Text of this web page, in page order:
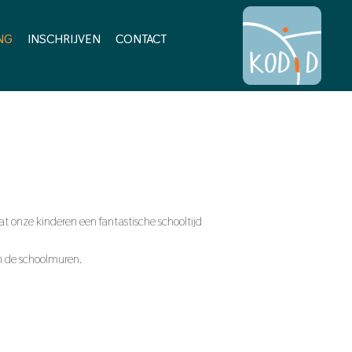
INSCHRIJVEN CONTACT
onze kinderen een fantastische schooltijd
schoolmuren.